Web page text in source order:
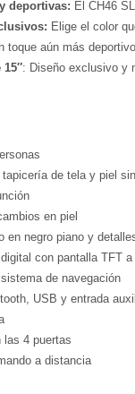
deportivas: El CH46
Elige el color
toque aún más
: Diseño exclusivo y
de tela y piel
en piel
en negro piano y
con pantalla TFT a
de navegación
USB y entrada
las 4 puertas
a distancia